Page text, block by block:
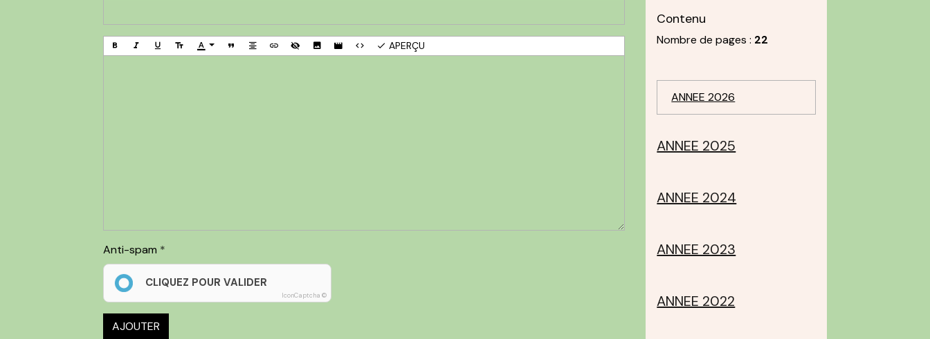
APERÇU
Anti-spam
CLIQUEZ POUR VALIDER
IconCaptcha ©
AJOUTER
Contenu
Nombre de pages : 22
ANNEE 2026
ANNEE 2025
ANNEE 2024
ANNEE 2023
ANNEE 2022